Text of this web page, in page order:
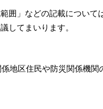
囲」などの記載について
してまいります。
地区住民や防災関係機関